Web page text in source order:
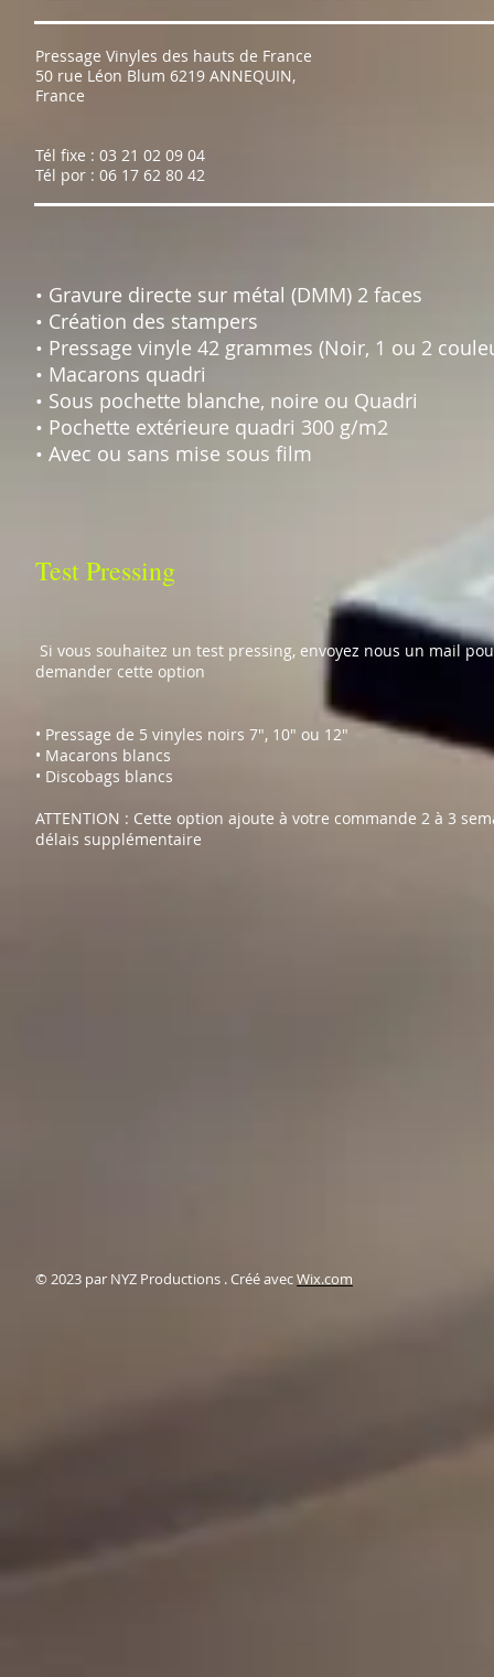
Pressage Vinyles des hauts de France
50 rue Léon Blum 6219 ANNEQUIN,
France
Tél fixe : 03 21 02 09 04
Tél por : 06 17 62 80 42
• Gravure directe sur métal (DMM) 2 faces
• Création des stampers
• Pressage vinyle 42 grammes (Noir, 1 ou 2
• Macarons quadri
• Sous pochette blanche, noire ou Quadri
• Pochette extérieure quadri 300 g/m2
• Avec ou sans mise sous film
Test Pressing
Si vous souhaitez un test pressing, envoyez nous un mail
demander cette option
• Pressage de 5 vinyles noirs 7", 10" ou 12"
• Macarons blancs
• Discobags blancs
ATTENTION : Cette option ajoute à votre commande 2 à 3
délais supplémentaire
© 2023 par NYZ Productions . Créé avecWix.com